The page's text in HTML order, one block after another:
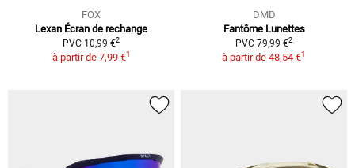
FOX
Lexan Écran de rechange
PVC 10,99 €2
à partir de 7,99 €1
DMD
Fantôme Lunettes
PVC 79,99 €2
à partir de 48,54 €1